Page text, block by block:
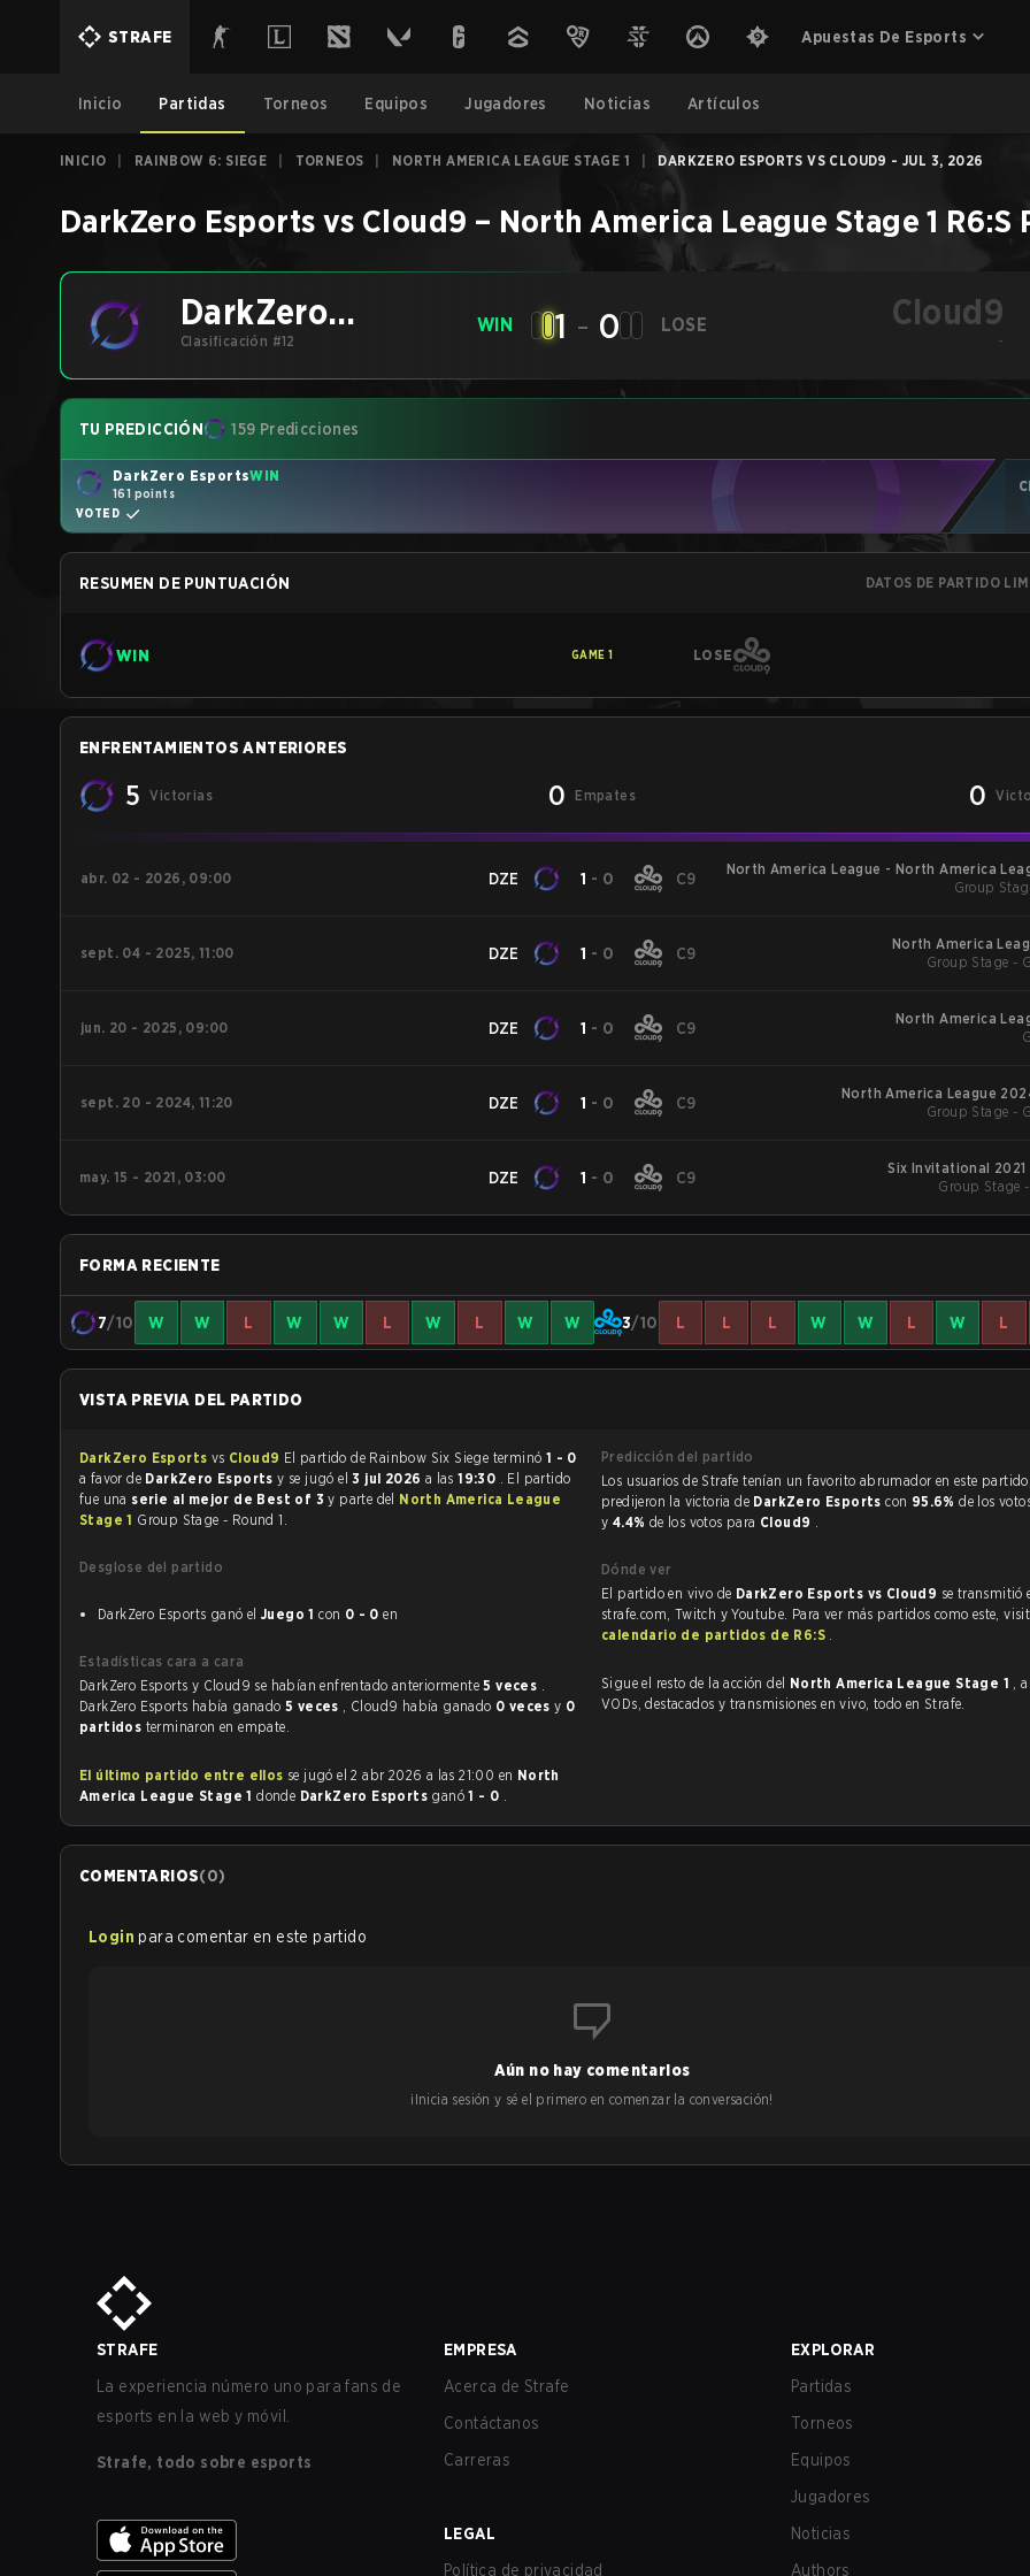
STRAFE Apuestas De Esports
Inicio Partidas Torneos Equipos Jugadores Noticias Artículos
INICIO RAINBOW 6: SIEGE TORNEOS NORTH AMERICA LEAGUE STAGE 1 DARKZERO ESPORTS VS CLOUD9 - JUL 3, 2026
DarkZero Esports vs Cloud9 – North America League Stage 1 R6:S
DarkZero
Esports
Clasificación #12
WIN 1 - 0 LOSE Cloud9
-
TU PREDICCIÓN 159 Predicciones
DarkZero EsportsWIN
161 points
VOTED
RESUMEN DE PUNTUACIÓN DATOS DE PARTIDO
WIN GAME 1 LOSE
ENFRENTAMIENTOS ANTERIORES
5 Victorias 0 Empates 0
abr. 02 - 2026, 09:00 DZE 1 - 0 C9
North America League - North America
Group
sept. 04 - 2025, 11:00 DZE 1 - 0 C9
North America
Group Stage -
jun. 20 - 2025, 09:00 DZE 1 - 0 C9
North America
sept. 20 - 2024, 11:20 DZE 1 - 0 C9
North America League
Group Stage -
may. 15 - 2021, 03:00 DZE 1 - 0 C9
Six Invitational 2021
Group Stage
FORMA RECIENTE
7/10 W W L W W L W L W W 3/10 L L L W W L W L
VISTA PREVIA DEL PARTIDO
DarkZero Esports vs Cloud9 El partido de Rainbow Six Siege terminó 1 - 0
a favor de DarkZero Esportsy se jugó el3 jul 2026 a las19:30 . El partido
fue una serie al mejor de Best of 3y parte del North America League
Stage 1 Group Stage - Round 1.
Desglose del partido
DarkZero Esports ganó el Juego 1 con 0 - 0 en
Estadísticas cara a cara
DarkZero Esports y Cloud9 se habían enfrentado anteriormente5 veces .
DarkZero Esports había ganado 5 veces , Cloud9 había ganado 0 vecesy 0
partidos terminaron en empate.
El último partido entre ellos se jugó el 2 abr 2026 a las 21:00 en North
America League Stage 1donde DarkZero Esports ganó1 - 0 .
Predicción del partido
Los usuarios de Strafe tenían un favorito abrumador en este partido, y
predijeron la victoria de DarkZero Esportscon 95.6%de los
y 4.4% de los votos para Cloud9 .
Dónde ver
El partido en vivo de DarkZero Esports vs Cloud9 se transmitió
strafe.com, Twitch y Youtube. Para ver más partidos como este,
calendario de partidos de R6:S .
Sigue el resto de la acción del North America League Stage 1 ,
VODs, destacados y transmisiones en vivo, todo en Strafe.
COMENTARIOS(0)
Login para comentar en este partido
Aún no hay comentarios
¡Inicia sesión y sé el primero en comenzar la conversación!
STRAFE
La experiencia número uno para fans de
esports en la web y móvil.
Strafe, todo sobre esports
EMPRESA
Acerca de Strafe
Contáctanos
Carreras
LEGAL
Política de privacidad
EXPLORAR
Partidas
Torneos
Equipos
Jugadores
Noticias
Authors